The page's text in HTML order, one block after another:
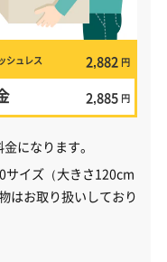
シュレス 2,882 円
2,885 円
になります。
イズ（大きさ120cm
はお取り扱いしており